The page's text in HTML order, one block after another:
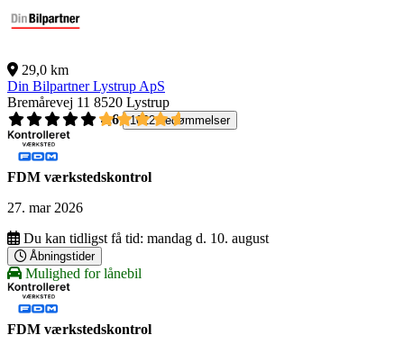
29,0 km
Din Bilpartner Lystrup ApS
Bremårevej 11 8520 Lystrup
4,6
1022 bedømmelser
FDM værkstedskontrol
27. mar 2026
Du kan tidligst få tid: mandag d. 10. august
Åbningstider
Mulighed for lånebil
FDM værkstedskontrol